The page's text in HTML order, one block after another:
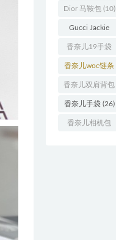
(70)
Dior 马鞍包(10)
Gucci Jackie
(11)
香奈儿19手袋
(27)
香奈儿woc链条
包 (11)
香奈儿双肩背包
(13)
香奈儿手袋(26)
香奈儿相机包